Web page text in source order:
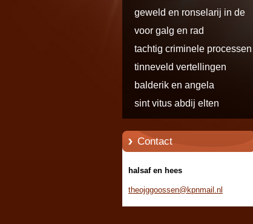
Loo
geweld en ronselarij in de
liemers
voor galg en rad
tachtig criminele processen
tinneveld vertellingen
balderik en angela
sint vitus abdij elten
Contact
halsaf en hees
theojggoossen@kpnmail.nl